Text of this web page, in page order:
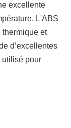
excellente
L'ABS
thermique et
d’excellentes
utilisé pour